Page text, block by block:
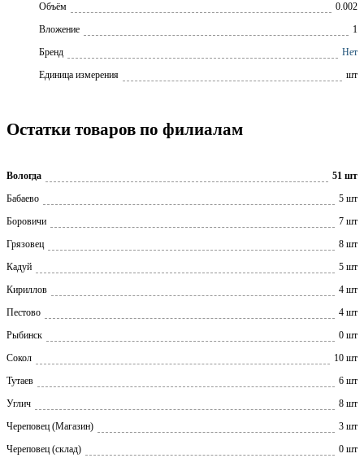
Объём
0.002
Вложение
1
Бренд
Нет
Единица измерения
шт
Остатки товаров по филиалам
Вологда
51 шт
Бабаево
5 шт
Боровичи
7 шт
Грязовец
8 шт
Кадуй
5 шт
Кириллов
4 шт
Пестово
4 шт
Рыбинск
0 шт
Сокол
10 шт
Тутаев
6 шт
Углич
8 шт
Череповец (Магазин)
3 шт
Череповец (склад)
0 шт